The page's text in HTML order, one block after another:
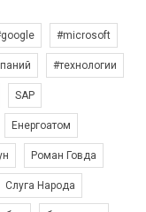
#microsoft
#технологии
SAP
Енергоатом
Роман Говда
Слуга Народа